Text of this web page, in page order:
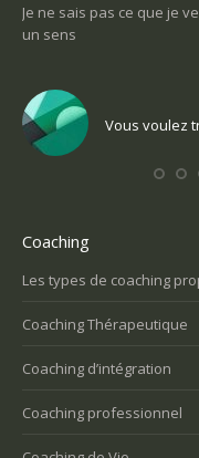
Je ne sais pas ce que je
un sens
Vous voulez
Coaching
Les types de coaching
Coaching Thérapeutique
Coaching d’intégration
Coaching professionnel